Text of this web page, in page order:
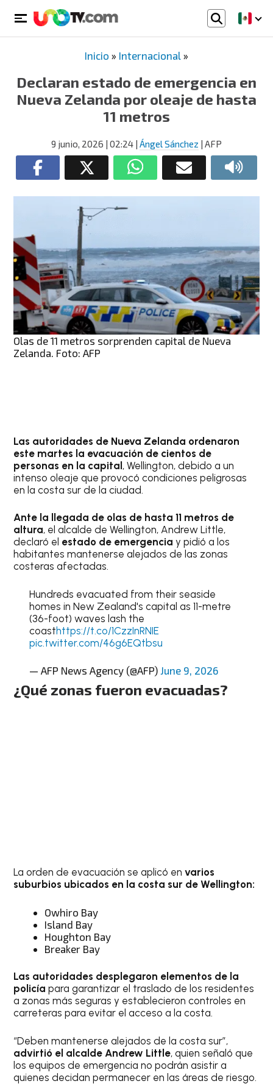
Inicio » Internacional »
Declaran estado de emergencia en
Nueva Zelanda por oleaje de hasta
11 metros
9 junio, 2026 | 02:24 | Ángel Sánchez | AFP
Olas de 11 metros sorprenden capital de Nueva
Zelanda. Foto: AFP
Las autoridades de Nueva Zelanda ordenaron
este martes la evacuación de cientos de
personas en la capital, Wellington, debido a un
intenso oleaje que provocó condiciones peligrosas
en la costa sur de la ciudad.
Ante la llegada de olas de hasta 11 metros de
altura, el alcalde de Wellington, Andrew Little,
declaró el estado de emergencia y pidió a los
habitantes mantenerse alejados de las zonas
costeras afectadas.
Hundreds evacuated from their seaside
homes in New Zealand's capital as 11-metre
(36-foot) waves lash the
coasthttps://t.co/1CzzInRNIE
pic.twitter.com/46g6EQtbsu
— AFP News Agency (@AFP) June 9, 2026
¿Qué zonas fueron evacuadas?
La orden de evacuación se aplicó envarios
suburbios ubicados en la costa sur de Wellington:
Owhiro Bay
Island Bay
Houghton Bay
Breaker Bay
Las autoridades desplegaron elementos de la
policía para garantizar el traslado de los residentes
a zonas más seguras y establecieron controles en
carreteras para evitar el acceso a la costa.
“Deben mantenerse alejados de la costa sur”,
advirtió el alcalde Andrew Little, quien señaló que
los equipos de emergencia no podrán asistir a
quienes decidan permanecer en las áreas de riesgo.